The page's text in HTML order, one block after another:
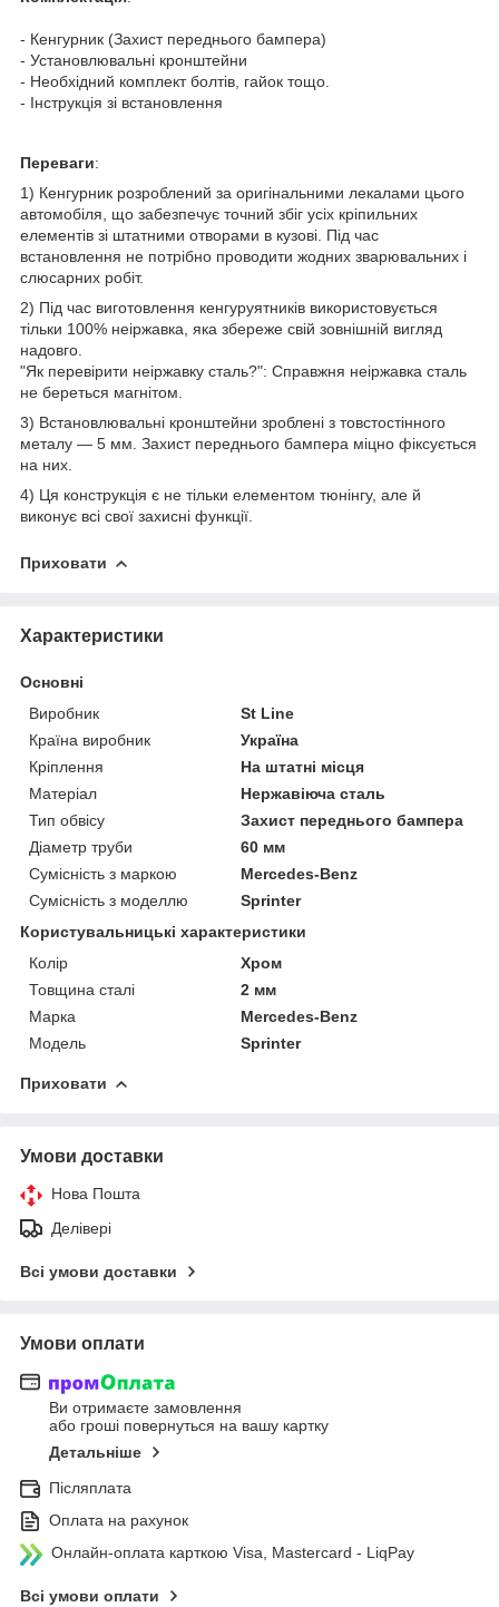
- Кенгурник (Захист переднього бампера)
- Установлювальні кронштейни
- Необхідний комплект болтів, гайок тощо.
- Інструкція зі встановлення
Переваги:
1) Кенгурник розроблений за оригінальними лекалами цього
автомобіля, що забезпечує точний збіг усіх кріпильних
елементів зі штатними отворами в кузові. Під час
встановлення не потрібно проводити жодних зварювальних і
слюсарних робіт.
2) Під час виготовлення кенгуруятників використовується
тільки 100% неіржавка, яка збереже свій зовнішній вигляд
надовго.
"Як перевірити неіржавку сталь?": Справжня неіржавка сталь
не береться магнітом.
3) Встановлювальні кронштейни зроблені з товстостінного
металу — 5 мм. Захист переднього бампера міцно фіксується
на них.
4) Ця конструкція є не тільки елементом тюнінгу, але й
виконує всі свої захисні функції.
Приховати
Характеристики
Основні
Виробник
St Line
Країна виробник
Україна
Кріплення
На штатні місця
Матеріал
Нержавіюча сталь
Тип обвісу
Захист переднього бампера
Діаметр труби
60 мм
Сумісність з маркою
Mercedes-Benz
Сумісність з моделлю
Sprinter
Користувальницькі характеристики
Колір
Хром
Товщина сталі
2 мм
Марка
Mercedes-Benz
Модель
Sprinter
Приховати
Умови доставки
Нова Пошта
Делівері
Всі умови доставки
Умови оплати
Ви отримаєте замовлення
або гроші повернуться на вашу картку
Детальніше
Післяплата
Оплата на рахунок
Онлайн-оплата карткою Visa, Mastercard - LiqPay
Всі умови оплати